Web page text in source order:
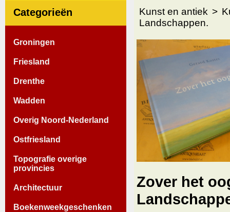
Categorieën
Groningen
Friesland
Drenthe
Wadden
Overig Noord-Nederland
Ostfriesland
Topografie overige
provincies
Architectuur
Boekenweekgeschenken
Kunst en antiek
Landschappen.
Zover het